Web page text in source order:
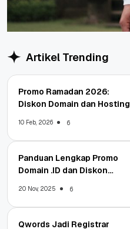
Artikel Trending
Promo Ramadan 2026:
Diskon Domain dan Hosting
10 Feb, 2026 6
Panduan Lengkap Promo
Domain .ID dan Diskon
20 Nov, 2025 6
Qwords Jadi Registrar